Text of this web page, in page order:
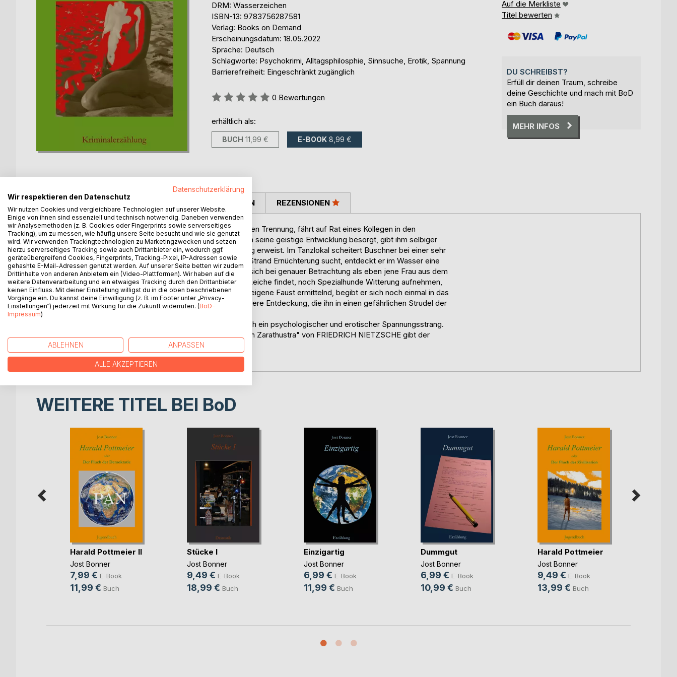
DRM: Wasserzeichen
ISBN-13: 9783756287581
Verlag: Books on Demand
Erscheinungsdatum: 18.05.2022
Sprache: Deutsch
Schlagworte: Psychokrimi, Alltagsphilosphie, Sinnsuche, Erotik, Spannung
Barrierefreiheit: Eingeschränkt zugänglich
Bewertung::
0 Bewertungen
erhältlich als:
BUCH 11,99 € E-BOOK 8,99 €
Auf die Merkliste
Titel bewerten
DU SCHREIBST?
Erfüll dir deinen Traum, schreibe
deine Geschichte und mach mit BoD
ein Buch daraus!
MEHR INFOS
BESCHREIBUNG
Holger Buschner, 35, Koch, Single nach einer schmerzlichen Trennung, fährt auf Rat eines Kollegen in den
Ostseeurlaub, um sich von der Einsamkeit zu befreien. Um seine geistige Entwicklung besorgt, gibt ihm selbiger
Kollege ein Büchlein mit, dessen Lektüre sich als schwierig erweist. Im Tanzlokal scheitert Buschner bei einer sehr
charmanten aber unnahbaren Frau. Als er am nächtlichen Strand Ernüchterung sucht, entdeckt er im Wasser eine
nackte Frauenleiche mit beinahe abgetrenntem Kopf, die sich bei genauer Betrachtung als eben jene Frau aus dem
Tanzlokal erweist. Da die Polizei wenig später weder die Leiche findet, noch Spezialhunde Witterung aufnehmen,
wird Buschners Anzeige nicht sehr ernst genommen. Auf eigene Faust ermittelnd, begibt er sich noch einmal in das
Tanzlokal. Hier macht er eine unerwartete wie folgenschwere Entdeckung, die ihn in einen gefährlichen Strudel der
Neben dem kriminalistischen durchzieht die Erzählung noch ein psychologischer und erotischer Spannungsstrang.
Die oft pointierte Verflechtung mit Zitaten aus "Also sprach Zarathustra" von FRIEDRICH NIETZSCHE gibt der
Erzählung ihren besonderen
Reiz.
AUTOR/IN PRESSESTIMMEN REZENSIONEN
WEITERE TITEL BEI BoD
Harald Pottmeier II
Jost Bonner
7,99 € E-Book
11,99 € Buch
Stücke I
Jost Bonner
9,49 € E-Book
18,99 € Buch
Einzigartig
Jost Bonner
6,99 € E-Book
11,99 € Buch
Dummgut
Jost Bonner
6,99 € E-Book
10,99 € Buch
Harald Pottmeier
Jost Bonner
9,49 € E-Book
13,99 € Buch
Datenschutzerklärung
Wir respektieren den Datenschutz
Wir nutzen Cookies und vergleichbare Technologien auf unserer Website.
Einige von ihnen sind essenziell und technisch notwendig. Daneben verwenden
wir Analysemethoden (z. B. Cookies oder Fingerprints sowie serverseitiges
Tracking), um zu messen, wie häufig unsere Seite besucht und wie sie genutzt
wird. Wir verwenden Trackingtechnologien zu Marketingzwecken und setzen
hierzu serverseitiges Tracking sowie auch Drittanbieter ein, wodurch ggf.
geräteübergreifend Cookies, Fingerprints, Tracking-Pixel, IP-Adressen sowie
gehashte E-Mail-Adressen genutzt werden. Auf unserer Seite betten wir zudem
Drittinhalte von anderen Anbietern ein (Video-Plattformen). Wir haben auf die
weitere Datenverarbeitung und ein etwaiges Tracking durch den Drittanbieter
keinen Einfluss. Mit deiner Einstellung willigst du in die oben beschriebenen
Vorgänge ein. Du kannst deine Einwilligung (z. B. im Footer unter „Privacy-
Einstellungen“) jederzeit mit Wirkung für die Zukunft widerrufen. (BoD-
Impressum)
ABLEHNEN ANPASSEN
ALLE AKZEPTIEREN